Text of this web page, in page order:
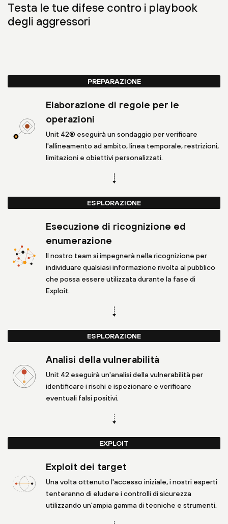
Testa le tue difese contro i playbook
degli aggressori
PREPARAZIONE
Elaborazione di regole per le
operazioni
Unit 42® eseguirà un sondaggio per verificare
l'allineamento ad ambito, linea temporale, restrizioni,
limitazioni e obiettivi personalizzati.
ESPLORAZIONE
Esecuzione di ricognizione ed
enumerazione
Il nostro team si impegnerà nella ricognizione per
individuare qualsiasi informazione rivolta al pubblico
che possa essere utilizzata durante la fase di
Exploit.
ESPLORAZIONE
Analisi della vulnerabilità
Unit 42 eseguirà un'analisi della vulnerabilità per
identificare i rischi e ispezionare e verificare
eventuali falsi positivi.
EXPLOIT
Exploit dei target
Una volta ottenuto l'accesso iniziale, i nostri esperti
tenteranno di eludere i controlli di sicurezza
utilizzando un'ampia gamma di tecniche e strumenti.